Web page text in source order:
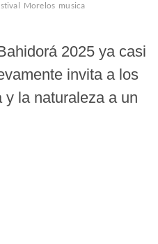
Morelos musica
2025 ya casi
invita a los
y la naturaleza a un